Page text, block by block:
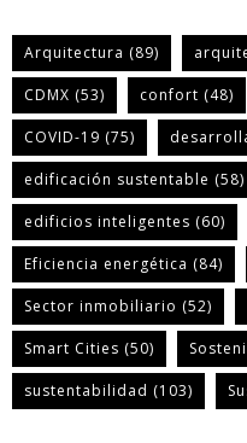
Arquitectura (89)
CDMX (53) confort (48)
COVID-19 (75)
edificación sustentable (58)
edificios inteligentes (60)
Eficiencia energética (84)
Sector inmobiliario (52)
Smart Cities (50)
sustentabilidad (103)